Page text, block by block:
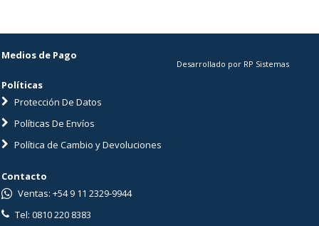
Medios de Pago
Políticas
Protección De Datos
Políticas De Envíos
Política de Cambio y Devoluciones
Desarrollado por RP Sistemas
Contacto
Ventas: +54 9 11 2329-9944
Tel: 0810 220 8383